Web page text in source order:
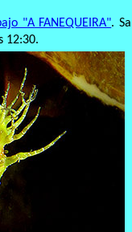
"A FANEQUEIRA".
12:30.